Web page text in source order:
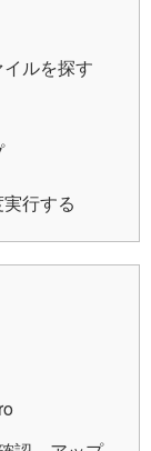
ルを探す
行する